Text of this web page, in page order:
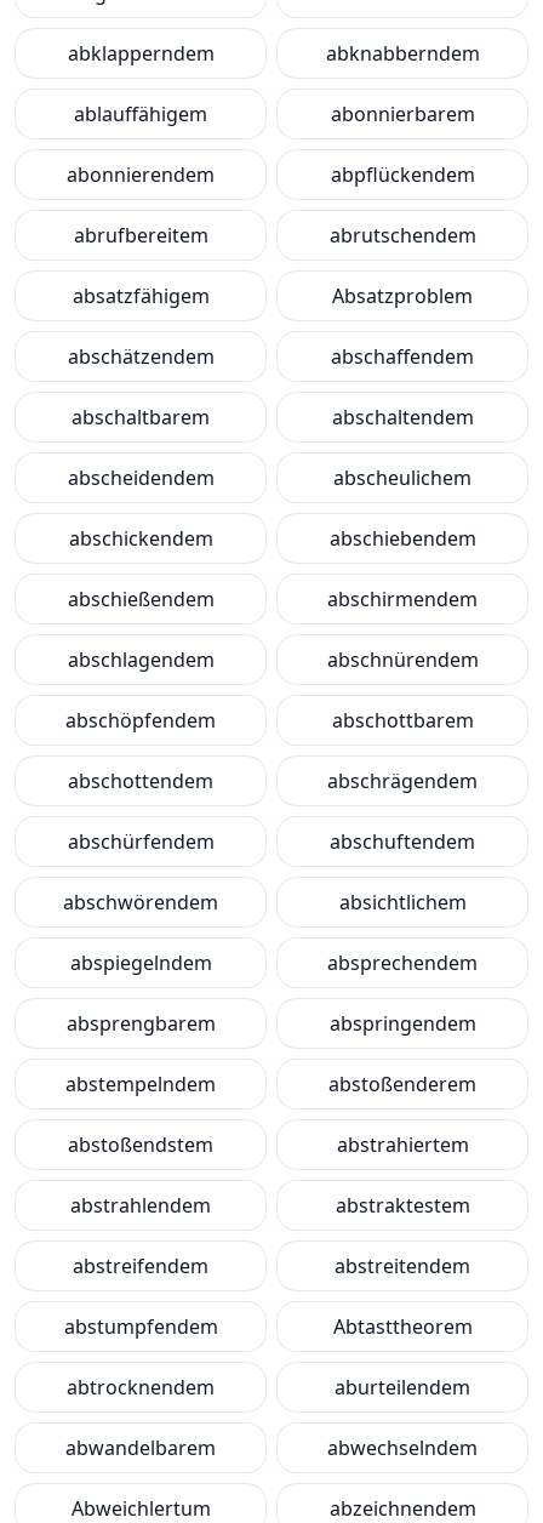
abklapperndem abknabberndem
ablauffähigem abonnierbarem
abonnierendem abpflückendem
abrufbereitem abrutschendem
absatzfähigem Absatzproblem
abschätzendem abschaffendem
abschaltbarem abschaltendem
abscheidendem abscheulichem
abschickendem abschiebendem
abschießendem abschirmendem
abschlagendem abschnürendem
abschöpfendem abschottbarem
abschottendem abschrägendem
abschürfendem abschuftendem
abschwörendem absichtlichem
abspiegelndem absprechendem
absprengbarem abspringendem
abstempelndem abstoßenderem
abstoßendstem abstrahiertem
abstrahlendem abstraktestem
abstreifendem abstreitendem
abstumpfendem Abtasttheorem
abtrocknendem aburteilendem
abwandelbarem abwechselndem
Abweichlertum abzeichnendem